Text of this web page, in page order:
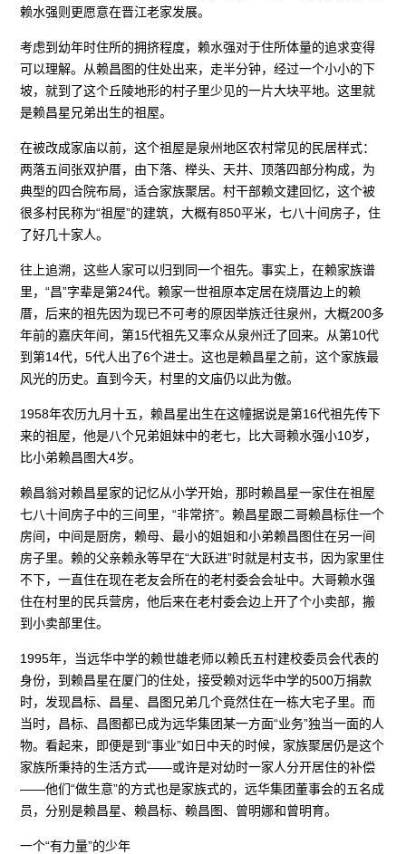
赖水强则更愿意在晋江老家发展。
考虑到幼年时住所的拥挤程度，赖水强对于住所体量的追求变得
可以理解。从赖昌图的住处出来，走半分钟，经过一个小小的下
坡，就到了这个丘陵地形的村子里少见的一片大块平地。这里就
是赖昌星兄弟出生的祖屋。
在被改成家庙以前，这个祖屋是泉州地区农村常见的民居样式：
两落五间张双护厝，由下落、榉头、天井、顶落四部分构成，为
典型的四合院布局，适合家族聚居。村干部赖文建回忆，这个被
很多村民称为“祖屋”的建筑，大概有850平米，七八十间房子，住
了好几十家人。
往上追溯，这些人家可以归到同一个祖先。事实上，在赖家族谱
里，“昌”字辈是第24代。赖家一世祖原本定居在烧厝边上的赖
厝，后来的祖先因为现已不可考的原因举族迁往泉州，大概200多
年前的嘉庆年间，第15代祖先又率众从泉州迁了回来。从第10代
到第14代，5代人出了6个进士。这也是赖昌星之前，这个家族最
风光的历史。直到今天，村里的文庙仍以此为傲。
1958年农历九月十五，赖昌星出生在这幢据说是第16代祖先传下
来的祖屋，他是八个兄弟姐妹中的老七，比大哥赖水强小10岁，
比小弟赖昌图大4岁。
赖昌翁对赖昌星家的记忆从小学开始，那时赖昌星一家住在祖屋
七八十间房子中的三间里，“非常挤”。赖昌星跟二哥赖昌标住一个
房间，中间是厨房，赖母、最小的姐姐和小弟赖昌图住在另一间
房子里。赖的父亲赖永等早在“大跃进”时就是村支书，因为家里住
不下，一直住在现在老友会所在的老村委会会址中。大哥赖水强
住在村里的民兵营房，他后来在老村委会边上开了个小卖部，搬
到小卖部里住。
1995年，当远华中学的赖世雄老师以赖氏五村建校委员会代表的
身份，到赖昌星在厦门的住处，接受赖对远华中学的500万捐款
时，发现昌标、昌星、昌图兄弟几个竟然住在一栋大宅子里。而
当时，昌标、昌图都已成为远华集团某一方面“业务”独当一面的人
物。看起来，即便是到“事业”如日中天的时候，家族聚居仍是这个
家族所秉持的生活方式——或许是对幼时一家人分开居住的补偿
——他们“做生意”的方式也是家族式的，远华集团董事会的五名成
员，分别是赖昌星、赖昌标、赖昌图、曾明娜和曾明育。
一个“有力量”的少年